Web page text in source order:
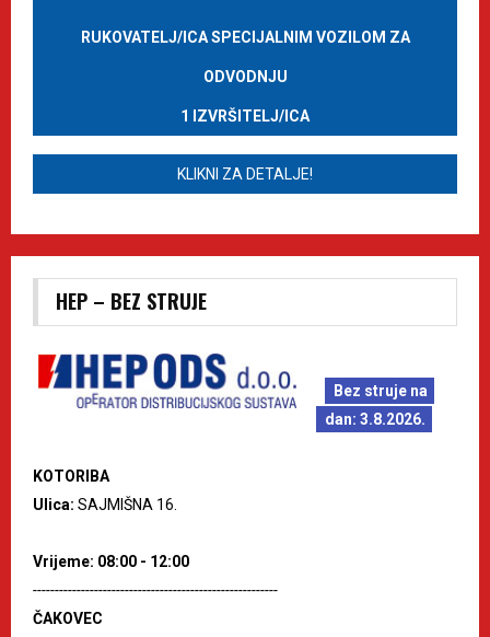
RUKOVATELJ/ICA SPECIJALNIM VOZILOM ZA
ODVODNJU
1 IZVRŠITELJ/ICA
KLIKNI ZA DETALJE!
HEP – BEZ STRUJE
Bez struje na
dan: 3.8.2026.
KOTORIBA
Ulica: SAJMIŠNA 16.
Vrijeme: 08:00 - 12:00
--------------------------------------------------------
ČAKOVEC